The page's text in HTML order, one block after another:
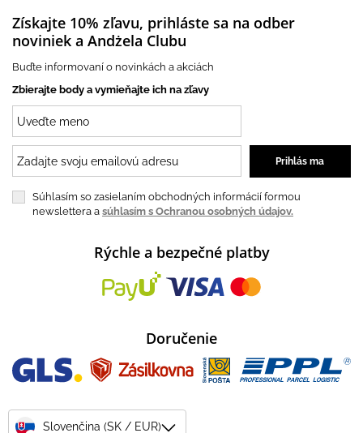
Získajte 10% zľavu, prihláste sa na odber
noviniek a Andżela Clubu
Buďte informovaní o novinkách a akciách
Zbierajte body a vymieňajte ich na zľavy
Súhlasím so zasielaním obchodných informácií formou
newslettera a súhlasím s Ochranou osobných údajov.
Rýchle a bezpečné platby
Doručenie
Slovenčina (SK / EUR)